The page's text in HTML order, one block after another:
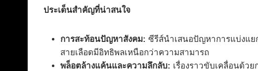
ประเด็นสำคัญที่น่าสนใจ
การสะท้อนปัญหาสังคม: ซีรีส์นำเสนอปัญหาการแบ่งแย
สายเลือดมีอิทธิพลเหนือกว่าความสามารถ
พล็อตล้างแค้นและความลึกลับ: เรื่องราวขับเคลื่อนด้ว